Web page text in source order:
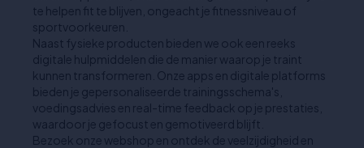
te helpen fit te blijven, ongeacht je fitnessniveau of
sportvoorkeuren.
Naast fysieke producten bieden we ook een reeks
digitale hulpmiddelen die de manier waarop je traint
kunnen transformeren. Onze apps en digitale platforms
bieden je gepersonaliseerde trainingsschema's,
voedingsadvies en real-time feedback op je prestaties,
waardoor je gefocust en gemotiveerd blijft.
Bezoek onze webshop en ontdek de veelzijdigheid en